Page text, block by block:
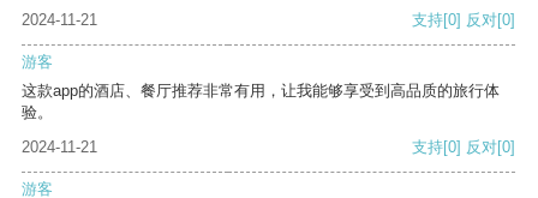
2024-11-21 支持[0] 反对[0]
游客
这款app的酒店、餐厅推荐非常有用，让我能够享受到高品质的旅行体
验。
2024-11-21
支持[0] 反对[0]
游客